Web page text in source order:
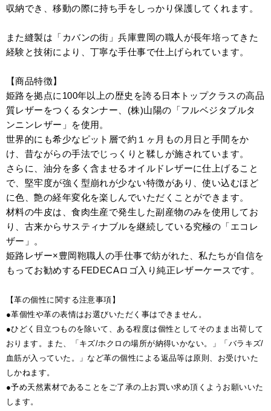
収納でき、移動の際に持ち手をしっかり保護してくれます。
また縫製は「カバンの街」兵庫豊岡の職人が長年培ってきた
経験と技術により、丁寧な手仕事で仕上げられています。
【商品特徴】
姫路を拠点に100年以上の歴史を誇る日本トップクラスの高品
質レザーをつくるタンナー、(株)山陽の「フルベジタブルタ
ンニンレザー」を使用。
世界的にも希少なピット層で約１ヶ月もの月日と手間をか
け、昔ながらの手法でじっくりと鞣しが施されています。
さらに、油分を多く含ませるオイルドレザーに仕上げること
で、堅牢度が強く型崩れが少ない特徴があり、使い込むほど
に色、艶の経年変化を楽しんでいただくことができます。
材料の牛皮は、食肉生産で発生した副産物のみを使用してお
り、古来からサスティナブルを継続している究極の「エコレ
ザー」。
姫路レザー×豊岡鞄職人の手仕事で紡がれた、私たちが自信を
もってお勧めするFEDECAロゴ入り純正レザーケースです。
【革の個性に関する注意事項】
●革個性や革の表情はお選びいただく事はできません。
●ひどく目立つものを除いて、ある程度は個性としてそのまま出荷して
おります。また、「キズ/ホクロの場所が納得いかない。」「バラキズ/
血筋が入っていた。」など革の個性による返品等は原則、お受けいた
しかねます。
●予め天然素材であることをご了承の上お買い求め頂くようお願いいた
します。